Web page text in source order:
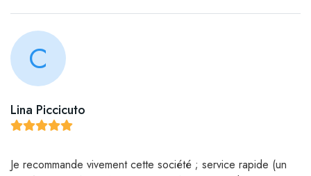
C
Lina Piccicuto
Je recommande vivement cette société ; service rapide (un